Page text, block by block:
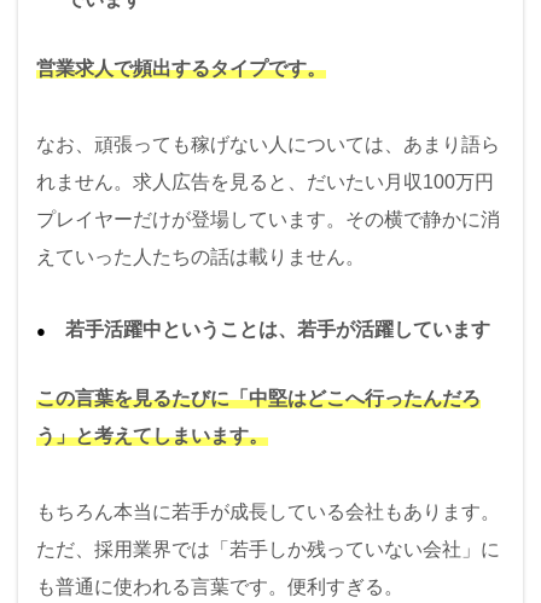
営業求人で頻出するタイプです。
なお、頑張っても稼げない人については、あまり語ら
れません。求人広告を見ると、だいたい月収100万円
プレイヤーだけが登場しています。その横で静かに消
えていった人たちの話は載りません。
若手活躍中ということは、若手が活躍しています
この言葉を見るたびに「中堅はどこへ行ったんだろ
う」と考えてしまいます。
もちろん本当に若手が成長している会社もあります。
ただ、採用業界では「若手しか残っていない会社」に
も普通に使われる言葉です。便利すぎる。